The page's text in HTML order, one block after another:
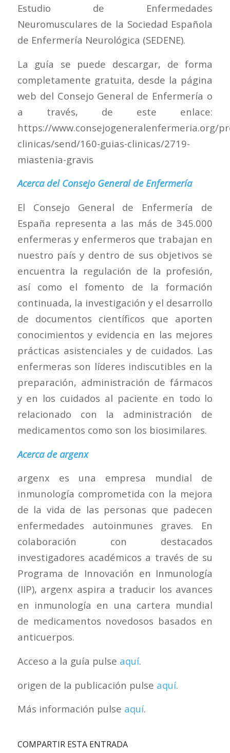
Estudio de Enfermedades
Neuromusculares de la Sociedad Española
de Enfermería Neurológica (SEDENE).
La guía se puede descargar, de forma
completamente gratuita, desde la página
web del Consejo General de Enfermería o
a través, de este enlace:
https://www.consejogeneralenfermeria.org/
clinicas/send/160-guias-clinicas/2719-
miastenia-gravis
Acerca del Consejo General de Enfermería
El Consejo General de Enfermería de
España representa a las más de 345.000
enfermeras y enfermeros que trabajan en
nuestro país y dentro de sus objetivos se
encuentra la regulación de la profesión,
así como el fomento de la formación
continuada, la investigación y el desarrollo
de documentos científicos que aporten
conocimientos y evidencia en las mejores
prácticas asistenciales y de cuidados. Las
enfermeras son líderes indiscutibles en la
preparación, administración de fármacos
y en los cuidados al paciente en todo lo
relacionado con la administración de
medicamentos como son los biosimilares.
Acerca de argenx
argenx es una empresa mundial de
inmunología comprometida con la mejora
de la vida de las personas que padecen
enfermedades autoinmunes graves. En
colaboración con destacados
investigadores académicos a través de su
Programa de Innovación en Inmunología
(IIP), argenx aspira a traducir los avances
en inmunología en una cartera mundial
de medicamentos novedosos basados en
anticuerpos.
Acceso a la guía pulse aquí.
origen de la publicación pulse aquí.
Más información pulse aquí.
COMPARTIR ESTA ENTRADA